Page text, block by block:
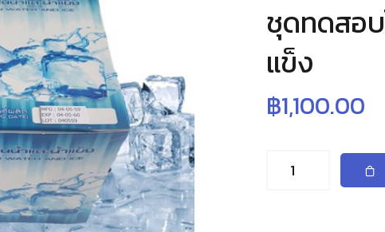
ชุดทดสอบ
แข็ง
฿1,100.00